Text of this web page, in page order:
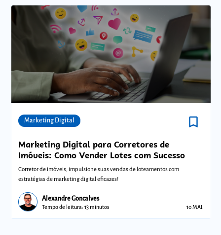
Marketing Digital bookmark_border
Marketing Digital para Corretores de
Imóveis: Como Vender Lotes com Sucesso
Corretor de imóveis, impulsione suas vendas de loteamentos com
estratégias de marketing digital eficazes!
Alexandre Goncalves
Tempo de leitura: 13 minutos 10 MAI.